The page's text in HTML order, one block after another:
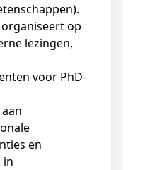
op
lezingen,
voor PhD-
en
in